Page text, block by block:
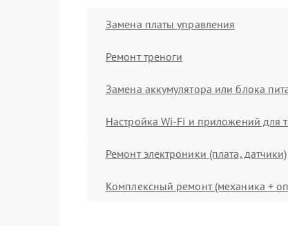
Замена платы управления
Ремонт треноги
Замена аккумулятора или блока
Настройка Wi-Fi и приложений для
Ремонт электроники (плата, датчики)
Комплексный ремонт (механика +